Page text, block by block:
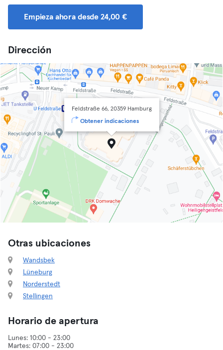
Empieza ahora desde 24,00 €
Dirección
Feldstraße 66, 20359 Hamburg
Obtener indicaciones
Otras ubicaciones
Wandsbek
Lüneburg
Norderstedt
Stellingen
Horario de apertura
Lunes: 10:00 - 23:00
Martes: 07:00 - 23:00